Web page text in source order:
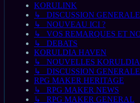
KORULINK
↳ DISCUSSION GENERALE
↳ NOUVEAU ICI ?
↳ VOS REMARQUES ET
↳ DEBATS
KORULDIA HAVEN
↳ NOUVELLES KORULDIA
↳ DISCUSSION
RPG MAKER HERITAGE
↳ RPG MAKER NEWS
↳ RPG MAKER GENERAL